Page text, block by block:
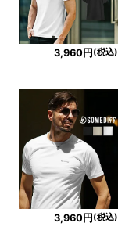
3,960円 (税込)
3,960円(税込)